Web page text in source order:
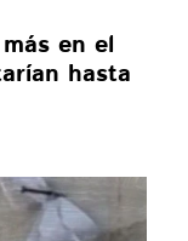
en el
hasta